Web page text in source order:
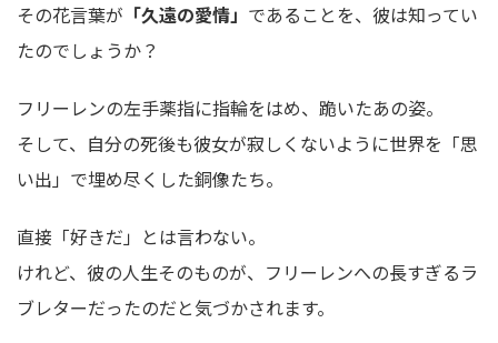
その花言葉が 「久遠の愛情」 であることを、彼は知ってい
たのでしょうか？
フリーレンの左手薬指に指輪をはめ、跪いたあの姿。
そして、自分の死後も彼女が寂しくないように世界を「思
い出」で埋め尽くした銅像たち。
直接「好きだ」とは言わない。
けれど、彼の人生そのものが、フリーレンへの長すぎるラ
ブレターだったのだと気づかされます。